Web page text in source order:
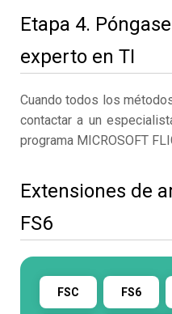
Etapa 4.
experto en TI
Cuando todos los
contactar a un
programa MICROSOFT
Extensiones de
FS6
FSC FS6